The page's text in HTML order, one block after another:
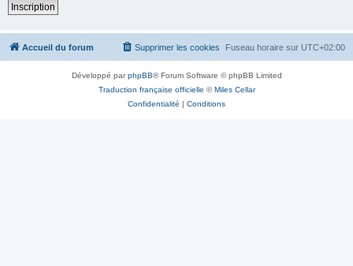
Inscription
Accueil du forum Fuseau horaire sur UTC+02:00
Supprimer les cookies
Développé parphpBB® Forum Software © phpBB Limited
Traduction française officielle ©Miles Cellar
Confidentialité | Conditions